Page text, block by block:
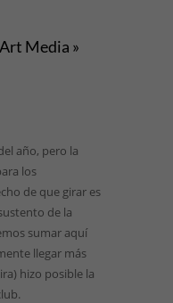
Media »
año, pero la
los
de que girar es
de la
sumar aquí
llegar más
hizo posible la